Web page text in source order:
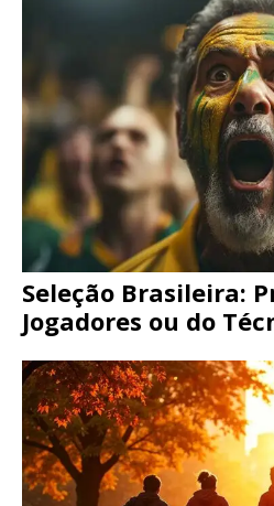
Seleção Brasileira:
Jogadores ou do